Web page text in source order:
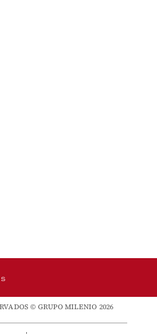
© GRUPO MILENIO 2026